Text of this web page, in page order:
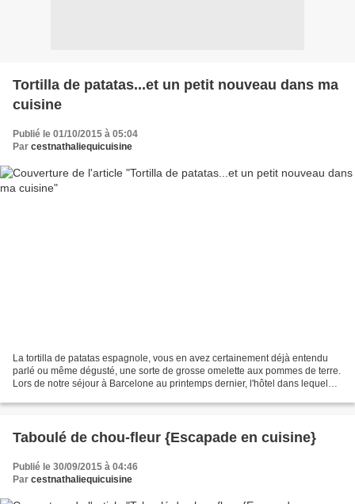
Tortilla de patatas...et un petit nouveau dans ma
cuisine
Publié le 01/10/2015 à 05:04
Par cestnathaliequicuisine
La tortilla de patatas espagnole, vous en avez certainement déjà entendu
parlé ou même dégusté, une sorte de grosse omelette aux pommes de terre.
Lors de notre séjour à Barcelone au printemps dernier, l'hôtel dans lequel
Taboulé de chou-fleur {Escapade en cuisine}
Publié le 30/09/2015 à 04:46
Par cestnathaliequicuisine